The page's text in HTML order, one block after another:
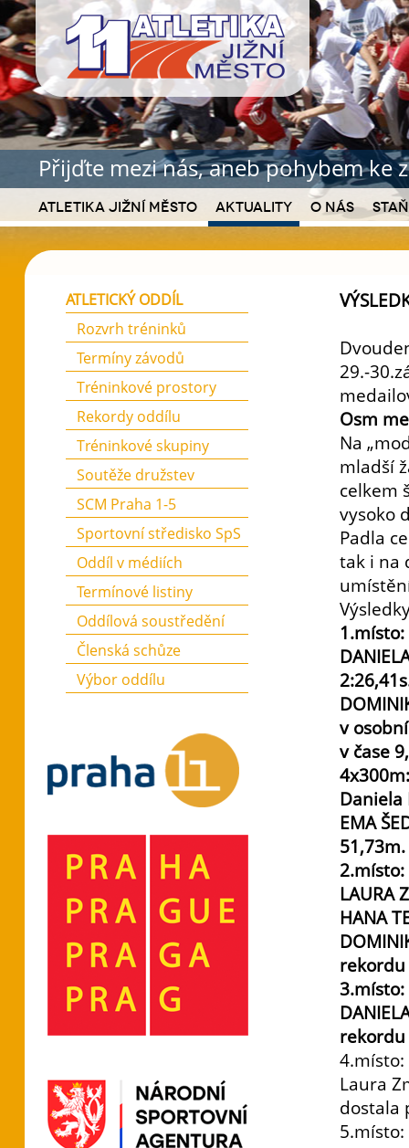
Přijďte mezi nás, aneb pohybem ke
Atletika Jižní Město Aktuality O nás
29.-
Osm
Na
mladší
celkem
vysoko
Padla
tak i na
1.místo:
v
v čase
Daniela
EMA
2.místo:
LAURA
HANA
3.místo:
rekordu
4.místo:
Laura
dostala
5.místo:
ATLETICKÝ ODDÍL
Rozvrh tréninků
Termíny závodů
Tréninkové prostory
Rekordy oddílu
Tréninkové skupiny
Soutěže družstev
SCM Praha 1-5
Sportovní středisko SpS
Oddíl v médiích
Termínové listiny
Oddílová soustředění
Členská schůze
Výbor oddílu